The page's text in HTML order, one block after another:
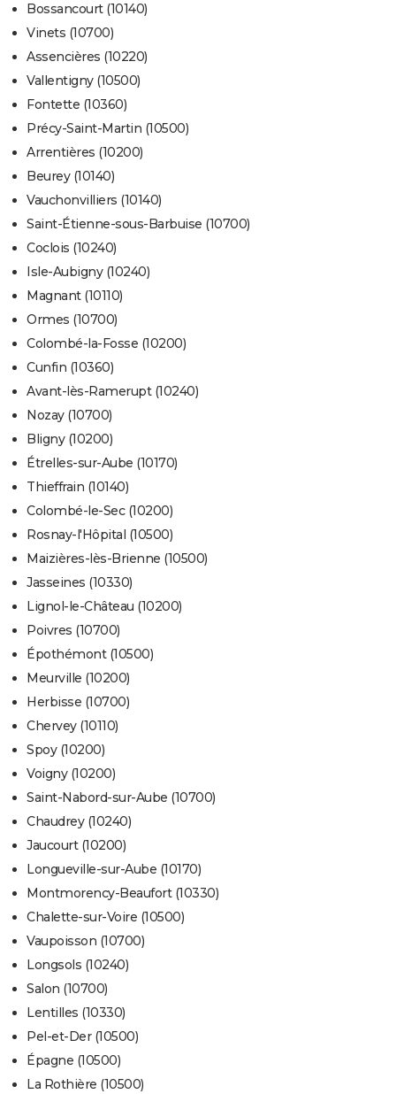
Bossancourt (10140)
Vinets (10700)
Assencières (10220)
Vallentigny (10500)
Fontette (10360)
Précy-Saint-Martin (10500)
Arrentières (10200)
Beurey (10140)
Vauchonvilliers (10140)
Saint-Étienne-sous-Barbuise (10700)
Coclois (10240)
Isle-Aubigny (10240)
Magnant (10110)
Ormes (10700)
Colombé-la-Fosse (10200)
Cunfin (10360)
Avant-lès-Ramerupt (10240)
Nozay (10700)
Bligny (10200)
Étrelles-sur-Aube (10170)
Thieffrain (10140)
Colombé-le-Sec (10200)
Rosnay-l'Hôpital (10500)
Maizières-lès-Brienne (10500)
Jasseines (10330)
Lignol-le-Château (10200)
Poivres (10700)
Épothémont (10500)
Meurville (10200)
Herbisse (10700)
Chervey (10110)
Spoy (10200)
Voigny (10200)
Saint-Nabord-sur-Aube (10700)
Chaudrey (10240)
Jaucourt (10200)
Longueville-sur-Aube (10170)
Montmorency-Beaufort (10330)
Chalette-sur-Voire (10500)
Vaupoisson (10700)
Longsols (10240)
Salon (10700)
Lentilles (10330)
Pel-et-Der (10500)
Épagne (10500)
La Rothière (10500)